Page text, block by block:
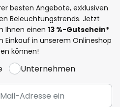
besten Angebote, exklusiven
Beleuchtungstrends. Jetzt
Ihnen einen 13 %-Gutschein*
Einkauf in unserem Onlineshop
können!
Unternehmen